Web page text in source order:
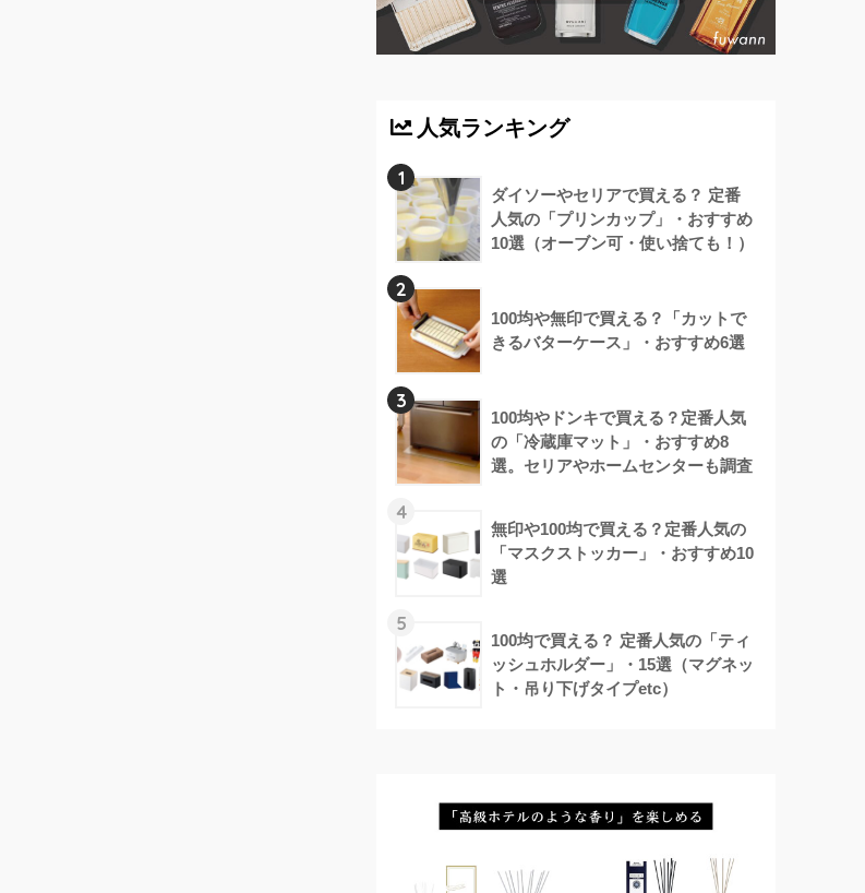
人気ランキング
1
ダイソーやセリアで買える？ 定番
人気の「プリンカップ」・おすすめ
10選（オーブン可・使い捨ても！）
2
100均や無印で買える？「カットで
きるバターケース」・おすすめ6選
3
100均やドンキで買える？定番人気
の「冷蔵庫マット」・おすすめ8
選。セリアやホームセンターも調査
4
無印や100均で買える？定番人気の
「マスクストッカー」・おすすめ10
選
5
100均で買える？ 定番人気の「ティ
ッシュホルダー」・15選（マグネッ
ト・吊り下げタイプetc）